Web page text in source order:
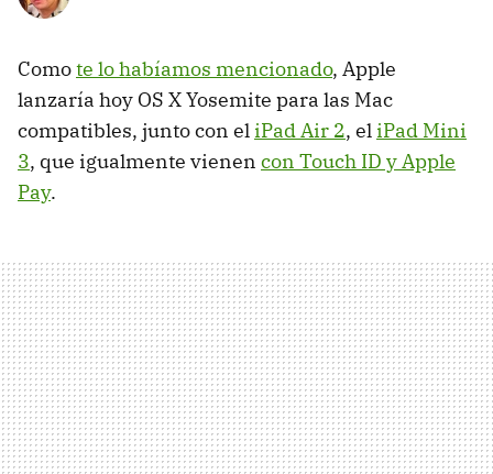
Comote lo habíamos mencionado, Apple
lanzaría hoy OS X Yosemite para las Mac
compatibles, junto con eliPad Air 2, eliPad Mini
3, que igualmente vienen con Touch ID y Apple
Pay.